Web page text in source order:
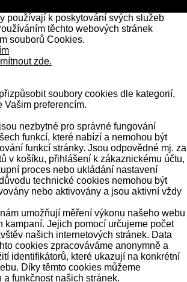
používají k poskytování svých služeb
těchto webových stránek
souborů Cookies.
zde.
soubory cookies dle kategorií,
Vašim preferencím.
nezbytné pro správné fungování
funkcí, které nabízí a nemohou být
funkcí stránky. Jsou odpovědné mj. za
v košíku, přihlášení k zákaznickému účtu,
proces nebo ukládání nastavení
technické cookies nemohou být
nebo aktivovány a jsou aktivní vždy
umožňují měření výkonu našeho webu
kampaní. Jejich pomocí určujeme počet
našich internetových stránek. Data
cookies zpracováváme anonymně a
identifikátorů, které ukazují na konkrétní
Díky těmto cookies můžeme
funkčnost našich stránek.